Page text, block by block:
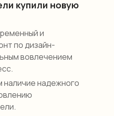
купили новую
и
по дизайн-
вовлечением
надежного